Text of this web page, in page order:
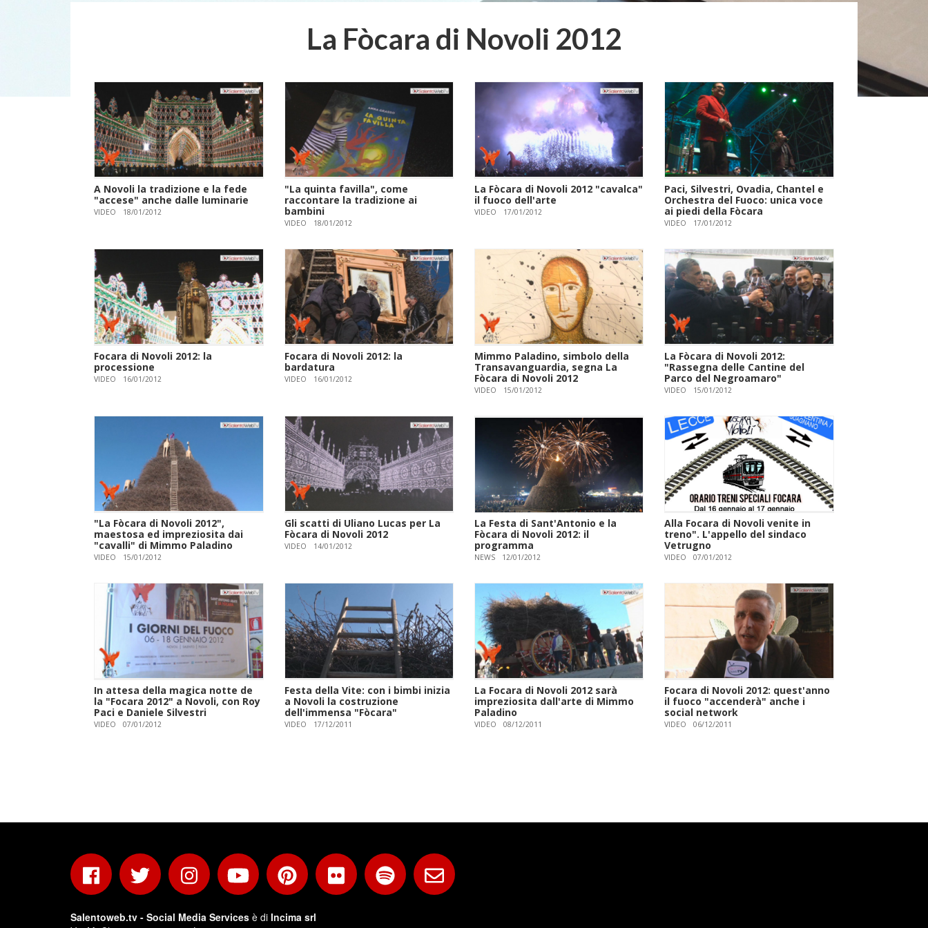
La Fòcara di Novoli 2012
A Novoli la tradizione e la fede
"accese" anche dalle luminarie
VIDEO 18/01/2012
"La quinta favilla", come
raccontare la tradizione ai
bambini
VIDEO 18/01/2012
La Fòcara di Novoli 2012 "cavalca"
il fuoco dell'arte
VIDEO 17/01/2012
Paci, Silvestri, Ovadia, Chantel e
Orchestra del Fuoco: unica voce
ai piedi della Fòcara
VIDEO 17/01/2012
Focara di Novoli 2012: la
processione
VIDEO 16/01/2012
Focara di Novoli 2012: la
bardatura
VIDEO 16/01/2012
Mimmo Paladino, simbolo della
Transavanguardia, segna La
Fòcara di Novoli 2012
VIDEO 15/01/2012
La Fòcara di Novoli 2012:
"Rassegna delle Cantine del
Parco del Negroamaro"
VIDEO 15/01/2012
"La Fòcara di Novoli 2012",
maestosa ed impreziosita dai
"cavalli" di Mimmo Paladino
VIDEO 15/01/2012
Gli scatti di Uliano Lucas per La
Fòcara di Novoli 2012
VIDEO 14/01/2012
La Festa di Sant'Antonio e la
Fòcara di Novoli 2012: il
programma
NEWS 12/01/2012
Alla Focara di Novoli venite in
treno". L'appello del sindaco
Vetrugno
VIDEO 07/01/2012
In attesa della magica notte de
la "Focara 2012" a Novoli, con Roy
Paci e Daniele Silvestri
VIDEO 07/01/2012
Festa della Vite: con i bimbi inizia
a Novoli la costruzione
dell'immensa "Fòcara"
VIDEO 17/12/2011
La Focara di Novoli 2012 sarà
impreziosita dall'arte di Mimmo
Paladino
VIDEO 08/12/2011
Focara di Novoli 2012: quest'anno
il fuoco "accenderà" anche i
social network
VIDEO 06/12/2011
Salentoweb.tv - Social Media Services è di Incima srl